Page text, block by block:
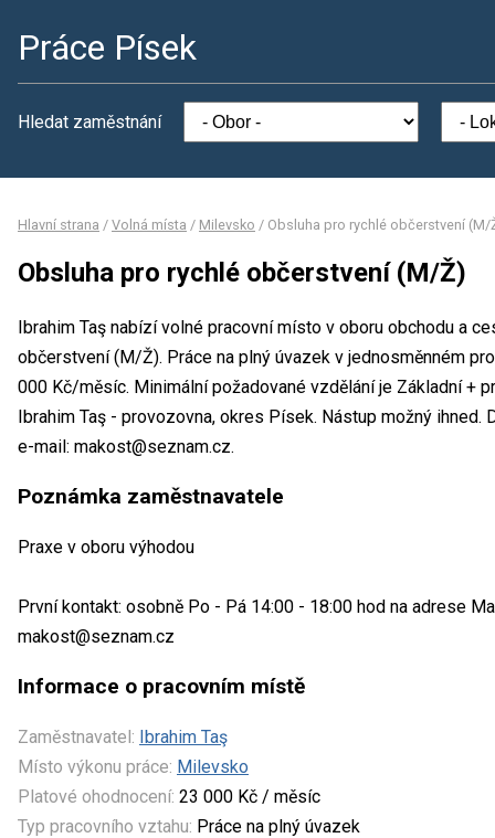
Práce Písek
Hledat zaměstnání
Hlavní strana / Volná místa / Milevsko / Obsluha pro rychlé občerstvení (M/
Obsluha pro rychlé občerstvení (M/Ž)
Ibrahim Taş nabízí volné pracovní místo v oboru obchodu a
občerstvení (M/Ž). Práce na plný úvazek v jednosměnném
000 Kč/měsíc. Minimální požadované vzdělání je Základní +
Ibrahim Taş - provozovna, okres Písek. Nástup možný ihned.
e-mail: makost@seznam.cz.
Poznámka zaměstnavatele
Praxe v oboru výhodou
První kontakt: osobně Po - Pá 14:00 - 18:00 hod na adrese
makost@seznam.cz
Informace o pracovním místě
Zaměstnavatel: Ibrahim Taş
Místo výkonu práce: Milevsko
Platové ohodnocení: 23 000 Kč / měsíc
Typ pracovního vztahu: Práce na plný úvazek